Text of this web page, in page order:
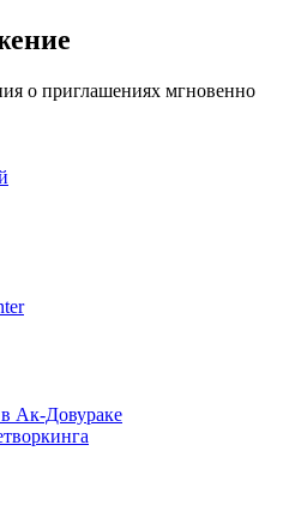
о приглашениях мгновенно
Ак-Довураке